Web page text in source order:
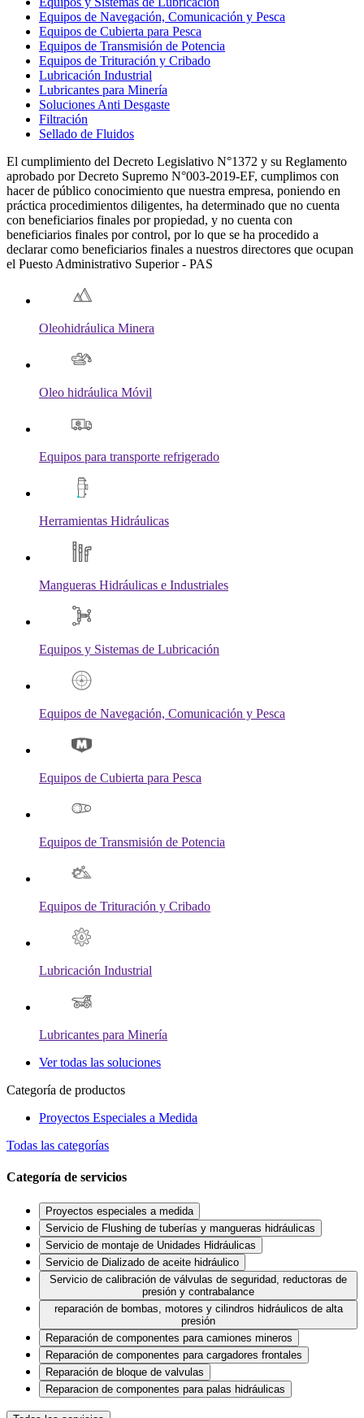
Equipos de Navegación, Comunicación y Pesca
Equipos de Cubierta para Pesca
Equipos de Transmisión de Potencia
Equipos de Trituración y Cribado
Lubricación Industrial
Lubricantes para Minería
Soluciones Anti Desgaste
Filtración
Sellado de Fluidos
El cumplimiento del Decreto Legislativo N°1372 y su Reglamento
aprobado por Decreto Supremo N°003-2019-EF, cumplimos con
hacer de público conocimiento que nuestra empresa, poniendo en
práctica procedimientos diligentes, ha determinado que no cuenta
con beneficiarios finales por propiedad, y no cuenta con
beneficiarios finales por control, por lo que se ha procedido a
declarar como beneficiarios finales a nuestros directores que ocupan
el Puesto Administrativo Superior - PAS
Oleohidráulica Minera
Oleo hidráulica Móvil
Equipos para transporte refrigerado
Herramientas Hidráulicas
Mangueras Hidráulicas e Industriales
Equipos y Sistemas de Lubricación
Equipos de Navegación, Comunicación y Pesca
Equipos de Cubierta para Pesca
Equipos de Transmisión de Potencia
Equipos de Trituración y Cribado
Lubricación Industrial
Lubricantes para Minería
Ver todas las soluciones
Categoría de productos
Proyectos Especiales a Medida
Todas las categorías
Categoría de servicios
Proyectos especiales a medida
Servicio de Flushing de tuberías y mangueras hidráulicas
Servicio de montaje de Unidades Hidráulicas
Servicio de Dializado de aceite hidráulico
Servicio de calibración de válvulas de seguridad, reductoras de
presión y contrabalance
reparación de bombas, motores y cilindros hidráulicos de alta
presión
Reparación de componentes para camiones mineros
Reparación de componentes para cargadores frontales
Reparación de bloque de valvulas
Reparacion de componentes para palas hidráulicas